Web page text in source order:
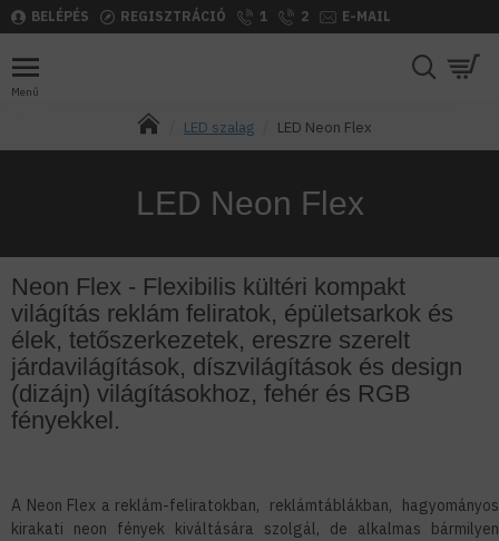
BELÉPÉS REGISZTRÁCIÓ 1 2 E-MAIL
LED szalag LED Neon Flex
LED Neon Flex
Neon Flex - Flexibilis kültéri kompakt
világítás reklám feliratok, épületsarkok és
élek, tetőszerkezetek, ereszre szerelt
járdavilágítások, díszvilágítások és design
(dizájn) világításokhoz, fehér és RGB
fényekkel.
A Neon Flex a reklám-feliratokban, reklámtáblákban, hagyományos
kirakati neon fények kiváltására szolgál, de alkalmas bármilyen